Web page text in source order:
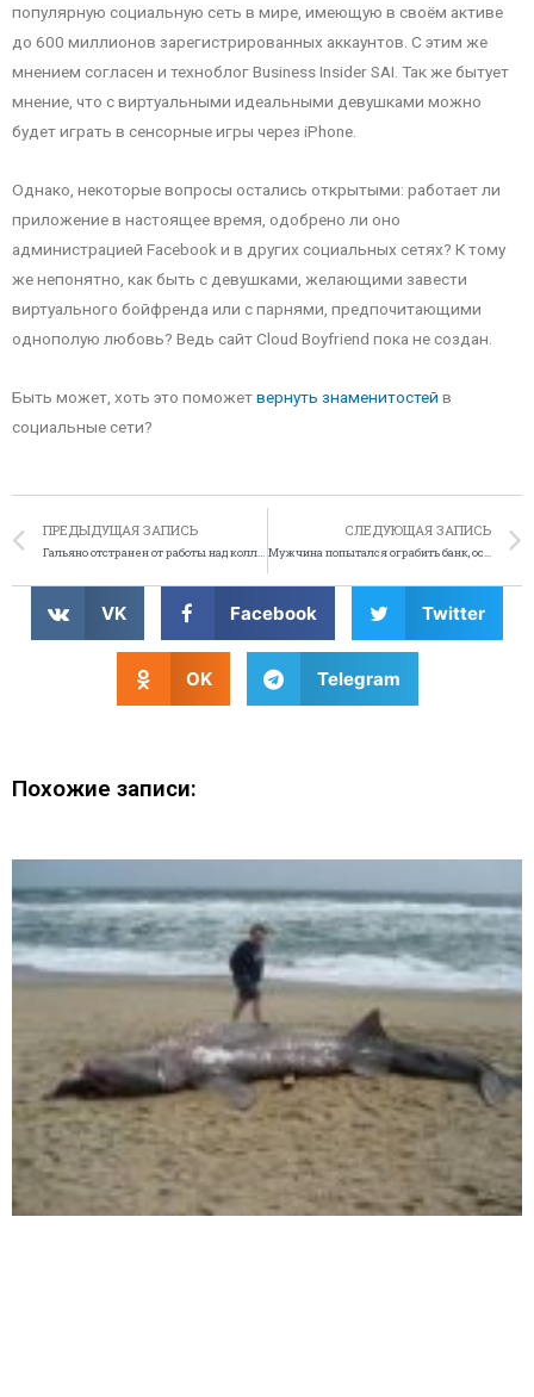
популярную социальную сеть в мире, имеющую в своём активе
до 600 миллионов зарегистрированных аккаунтов. С этим же
мнением согласен и техноблог Business Insider SAI. Так же бытует
мнение, что с виртуальными идеальными девушками можно
будет играть в сенсорные игры через iPhone.
Однако, некоторые вопросы остались открытыми: работает ли
приложение в настоящее время, одобрено ли оно
администрацией Facebook и в других социальных сетях? К тому
же непонятно, как быть с девушками, желающими завести
виртуального бойфренда или с парнями, предпочитающими
однополую любовь? Ведь сайт Cloud Boyfriend пока не создан.
Быть может, хоть это поможетвернуть знаменитостей в
социальные сети?
ПРЕДЫДУЩАЯ ЗАПИСЬ
Гальяно отстранен от работы над коллекцией John Galliano
СЛЕДУЮЩАЯ ЗАПИСЬ
Мужчина попытался ограбить банк, оставил там заявку на работу
VK Facebook Twitter
OK Telegram
Похожие записи: